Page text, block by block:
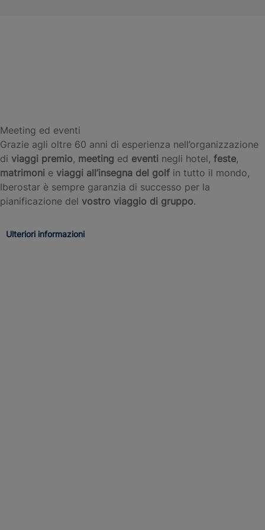
Meeting ed eventi
Grazie agli oltre 60 anni di esperienza nell’organizzazione
di viaggi premio, meeting ed eventi negli hotel, feste,
matrimoni e viaggi all’insegna del golf in tutto il mondo,
Iberostar è sempre garanzia di successo per la
pianificazione del vostro viaggio di gruppo.
Ulteriori informazioni